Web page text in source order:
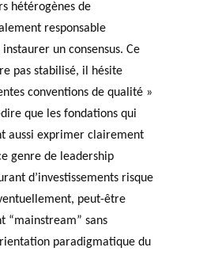
hétérogènes de
responsable
un consensus. Ce
pas stabilisé, il hésite
conventions de qualité »
que les fondations qui
aussi exprimer clairement
genre de leadership
d’investissements risque
peut-être
“mainstream” sans
paradigmatique du